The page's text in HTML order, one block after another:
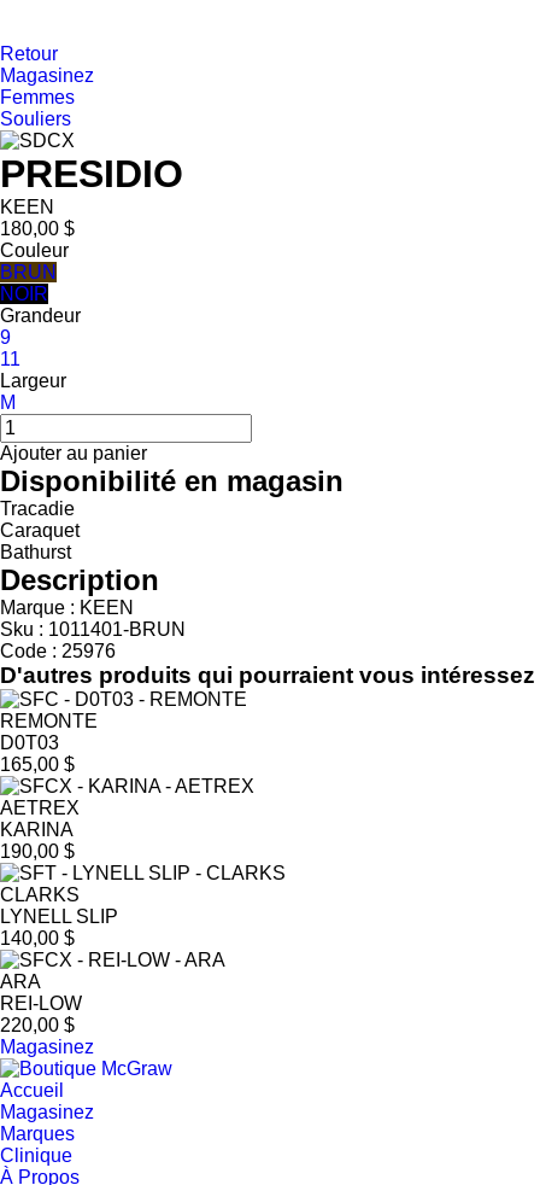
Retour
Magasinez
Femmes
Souliers
PRESIDIO
KEEN
180,00 $
Couleur
BRUN
NOIR
Grandeur
9
11
Largeur
M
Ajouter au panier
Disponibilité en magasin
Tracadie
Caraquet
Bathurst
Description
Marque : KEEN
Sku : 1011401-BRUN
Code : 25976
D'autres produits qui pourraient vous intéressez
REMONTE
D0T03
165,00 $
AETREX
KARINA
190,00 $
CLARKS
LYNELL SLIP
140,00 $
ARA
REI-LOW
220,00 $
Magasinez
Accueil
Magasinez
Marques
Clinique
À Propos